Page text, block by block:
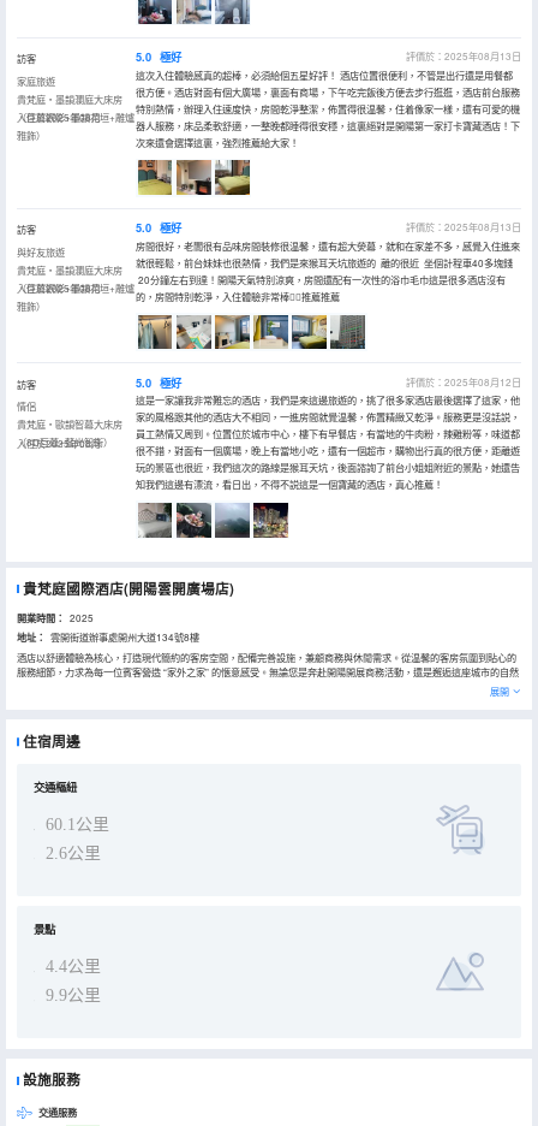
訪客
家庭旅遊
貴梵庭・墨韻瀾庭大床房
（巨幕觀影+墨韻花垣+雕爐
雅飾）
入住於2025年08月
5.0 極好
評價於：2025年08月13日
這次入住體驗感真的超棒，必須給個五星好評！ 酒店位置很便利，不管是出行還是用餐都
很方便。酒店對面有個大廣場，裏面有商場，下午吃完飯後方便去步行逛逛，酒店前台服務
特別熱情，辦理入住速度快，房間乾淨整潔，佈置得很温馨，住着像家一樣，還有可愛的機
器人服務，床品柔軟舒適，一整晚都睡得很安穩，這裏絕對是開陽第一家打卡寶藏酒店！下
次來還會選擇這裏，強烈推薦給大家！
訪客
與好友旅遊
貴梵庭・墨韻瀾庭大床房
（巨幕觀影+墨韻花垣+雕爐
雅飾）
入住於2025年08月
5.0 極好
評價於：2025年08月13日
房間很好，老闆很有品味房間裝修很温馨，還有超大熒幕，就和在家差不多，感覺入住進來
就很輕鬆，前台妹妹也很熱情，我們是來猴耳天坑旅遊的 離的很近 坐個計程車40多塊錢
20分鐘左右到達！開陽天氣特別涼爽，房間還配有一次性的浴巾毛巾這是很多酒店沒有
的，房間特別乾淨，入住體驗非常棒👍🏻推薦推薦
訪客
情侶
貴梵庭・歐韻智幕大床房
（3D巨幕+藍光智衞）
入住於2025年08月
5.0 極好
評價於：2025年08月12日
這是一家讓我非常難忘的酒店，我們是來這邊旅遊的，挑了很多家酒店最後選擇了這家，他
家的風格跟其他的酒店大不相同，一進房間就覺温馨，佈置精緻又乾淨。服務更是沒話説，
員工熱情又周到。位置位於城市中心，樓下有早餐店，有當地的牛肉粉，辣雞粉等，味道都
很不錯，對面有一個廣場，晚上有當地小吃，還有一個超市，購物出行真的很方便，距離遊
玩的景區也很近，我們這次的路線是猴耳天坑，後面諮詢了前台小姐姐附近的景點，她還告
知我們這邊有漂流，看日出，不得不説這是一個寶藏的酒店，真心推薦！
貴梵庭國際酒店(開陽雲開廣場店)
開業時間： 2025
地址：
雲開街道辦事處開州大道134號8樓
酒店以舒適體驗為核心，打造現代簡約的客房空間，配備完善設施，兼顧商務與休閒需求。從温馨的客房氛圍到貼心的
服務細節，力求為每一位賓客營造 “家外之家” 的愜意感受。無論您是奔赴開陽開展商務活動，還是邂逅這座城市的自然
展開
住宿周邊
交通樞紐
60.1公里
2.6公里
景點
4.4公里
9.9公里
設施服務
交通服務